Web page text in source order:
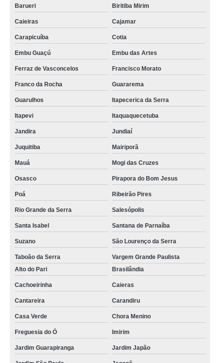
crachá de identificação de funcionário Bauru
crachá Raposo Tavares
crachá preço Vila Albertina
cotação de crachá personalizado Casa Verde
crachá de empresa preço Penha
procuro por crachá identificação Vila Madalena
procuro por crachá impresso Poá
crachás empresarial Alto da Lapa
cotação de crachá de identificação de funcionário São José dos Campos
crachá de identificação de funcionário preço Mauá
crachá de empresa Caraguatatuba
crachá em branco preço Biritiba Mirim
crachá personalizado Vila Leopoldina
crachás em brancos Cidade Tiradentes
crachá empresarial Guarulhos
cotação de crachá impresso José Bonifácio
crachás de empresa Praça da Arvore
crachá fidelidade Louveira
cotação de crachá de identificação de funcionário Jardim Novo Mundo
Barueri Biritiba Mirim
Caieiras Cajamar
Carapicuíba Cotia
Embu Guaçú Embu das Artes
Ferraz de Vasconcelos Francisco Morato
Franco da Rocha Guararema
Guarulhos Itapecerica da Serra
Itapevi Itaquaquecetuba
Jandira Jundiaí
Juquitiba Mairiporã
Mauá Mogi das Cruzes
Osasco Pirapora do Bom Jesus
Poá Ribeirão Pires
Rio Grande da Serra Salesópolis
Santa Isabel Santana de Parnaíba
Suzano São Lourenço da Serra
Taboão da Serra
Vargem Grande Paulista
Alto do Pari
Brasilândia
Cachoeirinha Caieras
Cantareira Carandiru
Casa Verde Chora Menino
Freguesia do Ó Imirim
Jardim Guarapiranga Jardim Japão